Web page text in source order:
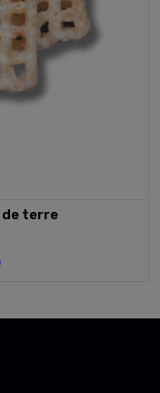
de terre